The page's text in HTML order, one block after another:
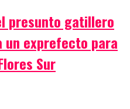
presunto gatillero
un exprefecto para
Sur